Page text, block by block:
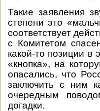
Такие заявления
степени это
соответствует
с Комитетом
какой-то позиции
«кнопка», на
опасались, что
заключить с ним
очередным
догадки.